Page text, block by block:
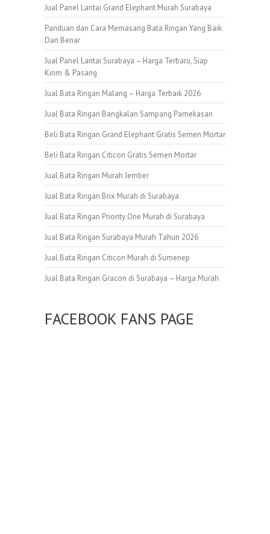
Jual Panel Lantai Grand Elephant Murah Surabaya
Panduan dan Cara Memasang Bata Ringan Yang Baik
Dan Benar
Jual Panel Lantai Surabaya – Harga Terbaru, Siap
Kirim & Pasang
Jual Bata Ringan Malang – Harga Terbaik 2026
Jual Bata Ringan Bangkalan Sampang Pamekasan
Beli Bata Ringan Grand Elephant Gratis Semen Mortar
Beli Bata Ringan Citicon Gratis Semen Mortar
Jual Bata Ringan Murah Jember
Jual Bata Ringan Brix Murah di Surabaya
Jual Bata Ringan Priority One Murah di Surabaya
Jual Bata Ringan Surabaya Murah Tahun 2026
Jual Bata Ringan Citicon Murah di Sumenep
Jual Bata Ringan Gracon di Surabaya – Harga Murah
FACEBOOK FANS PAGE